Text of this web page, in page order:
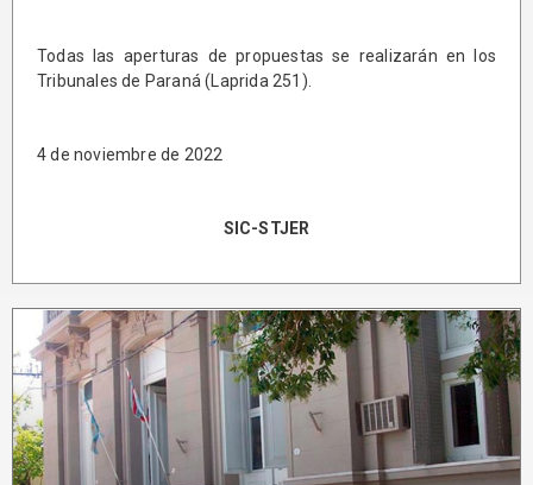
Todas las aperturas de propuestas se realizarán en los
Tribunales de Paraná (Laprida 251).
4 de noviembre de 2022
SIC-STJER